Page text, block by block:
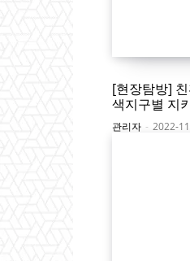
[현장탐방]
색지구별 지
관리자 - 2022-